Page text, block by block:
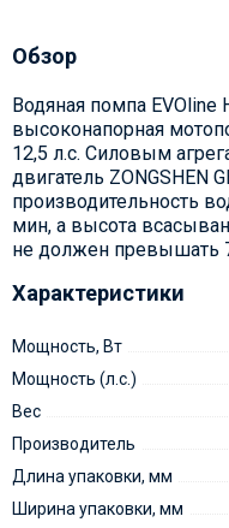
Обзор
Водяная помпа EVOline
высоконапорная
12,5 л.с. Силовым
двигатель ZONGSHEN
производительность
мин, а высота
не должен превышать
Характеристики
Мощность, Вт
Мощность (л.с.)
Вес
Производитель
Длина упаковки, мм
Ширина упаковки, мм